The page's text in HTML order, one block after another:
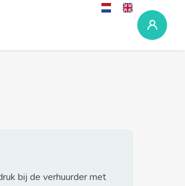
bij de verhuurder met